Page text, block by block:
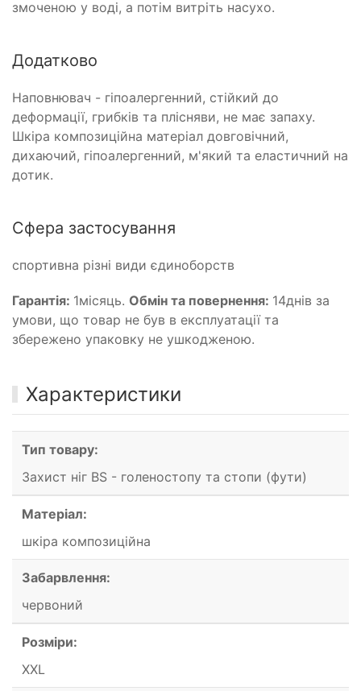
змоченою у воді, а потім витріть насухо.
Додатково
Наповнювач - гіпоалергенний, стійкий до
деформації, грибків та плісняви, не має запаху.
Шкіра композиційна матеріал довговічний,
дихаючий, гіпоалергенний, м'який та еластичний на
дотик.
Сфера застосування
спортивна різні види єдиноборств
Гарантія: 1місяць. Обмін та повернення: 14днів за
умови, що товар не був в експлуатації та
збережено упаковку не ушкодженою.
Характеристики
Тип товару:
Захист ніг BS - голеностопу та стопи (фути)
Матеріал:
шкіра композиційна
Забарвлення:
червоний
Розміри:
XXL